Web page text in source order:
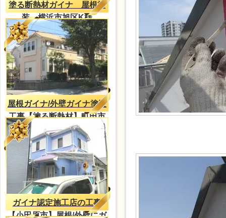
塗る断熱材ガイナ 屋根塗
装 横浜市旭区K様
屋根ガイナ/外壁ガイナ塗装
工事【塗る断熱材】町田市
Ｎ様邸
ガイナ認定施工店の工事
【小田原市】屋根/外壁にガ